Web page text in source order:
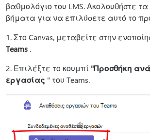
βαθμολόγιο του LMS. Ακολουθήστε
βήματα για να επιλύσετε αυτό το
1. Στο Canvas, μεταβείτε στην
Teams .
2. Επιλέξτε το κουμπί "Προσθήκη
εργασίας " του Teams.